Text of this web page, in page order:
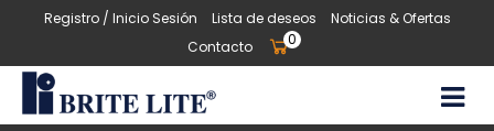
Registro / Inicio Sesión Lista de deseos
Noticias & Ofertas
Contacto
0